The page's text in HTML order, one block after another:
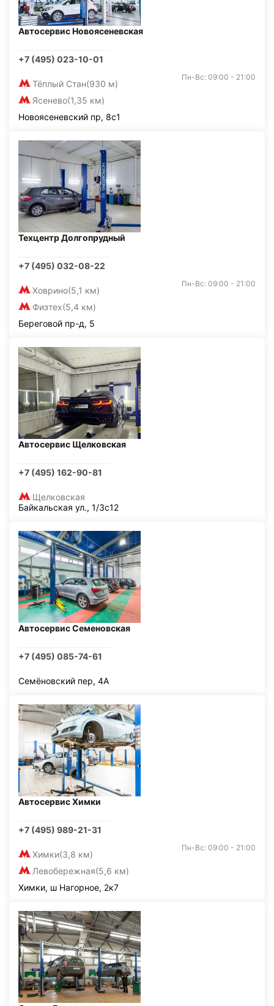
Автосервис Новоясеневская
+7 (495) 023-10-01
Тёплый Стан(930 м)
Ясенево(1,35 км)
Пн-Вс: 09:00 - 21:00
Новоясеневский пр, 8с1
Техцентр Долгопрудный
+7 (495) 032-08-22
Ховрино(5,1 км)
Физтех(5,4 км)
Пн-Вс: 09:00 - 21:00
Береговой пр-д, 5
Автосервис Щелковская
+7 (495) 162-90-81
Щелковская
Байкальская ул., 1/3с12
Автосервис Семеновская
+7 (495) 085-74-61
Семёновский пер, 4А
Автосервис Химки
+7 (495) 989-21-31
Химки(3,8 км)
Левобережная(5,6 км)
Пн-Вс: 09:00 - 21:00
Химки, ш Нагорное, 2к7